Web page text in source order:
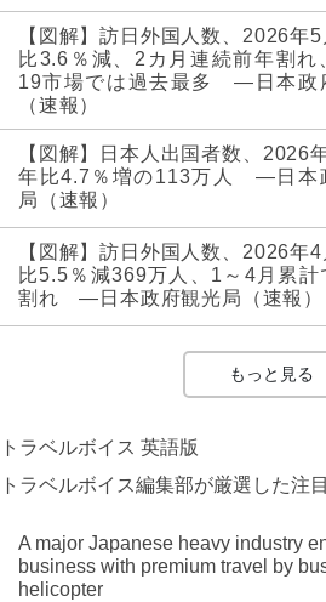
【図解】訪日外国人数、2026年
比3.6％減、2カ月連続前年割れ
19市場では過去最多 ―日本政
（速報）
【図解】日本人出国者数、2026
年比4.7％増の113万人 ―日本
局（速報）
【図解】訪日外国人数、2026年
比5.5％減369万人、1～4月累計
割れ ―日本政府観光局（速報）
もっと見る
トラベルボイス 英語版
トラベルボイス編集部が厳選した注
A major Japanese heavy industry
business with premium travel by
helicopter